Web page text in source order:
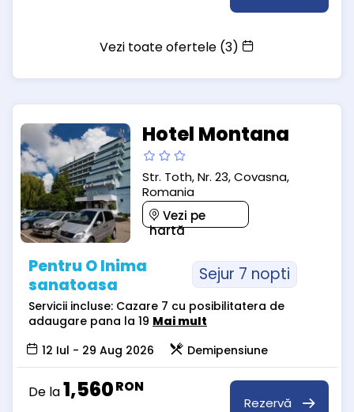
Vezi toate ofertele (3)
Hotel Montana
Str. Toth, Nr. 23, Covasna,
Romania
Vezi pe
hartă
Pentru O Inima
sanatoasa
Sejur 7 nopti
Servicii incluse: Cazare 7 cu posibilitatera de
adaugare pana la 19 Mai mult
12 Iul - 29 Aug 2026
Demipensiune
De la1,560RON
Rezervă